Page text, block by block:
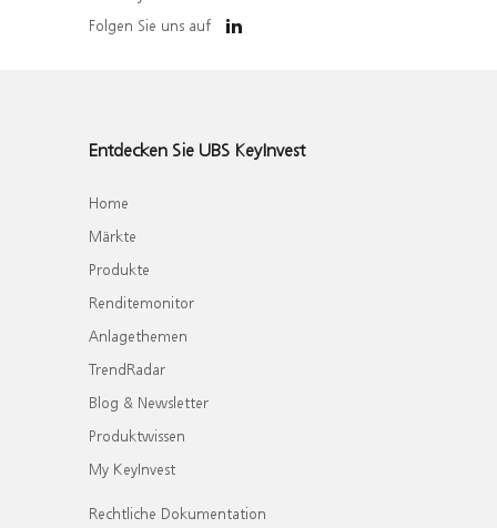
Folgen Sie uns auf
Entdecken Sie UBS KeyInvest
Home
Märkte
Produkte
Renditemonitor
Anlagethemen
TrendRadar
Blog & Newsletter
Produktwissen
My KeyInvest
Rechtliche Dokumentation